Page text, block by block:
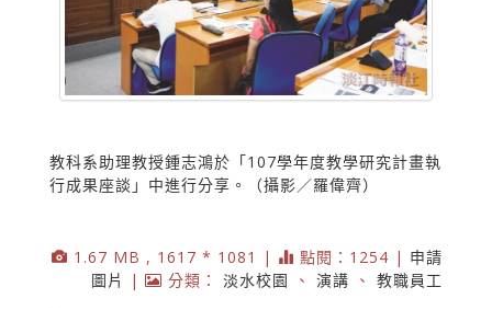
教科系助理教授鍾志鴻於「107學年度教學研究計畫執
行成果座談」中進行分享。（攝影／羅偉齊）
1.67 MB , 1617 * 1081 | 點閱：1254 | 申請
圖片
| 分類： 淡水校園 、 演講 、 教職員工